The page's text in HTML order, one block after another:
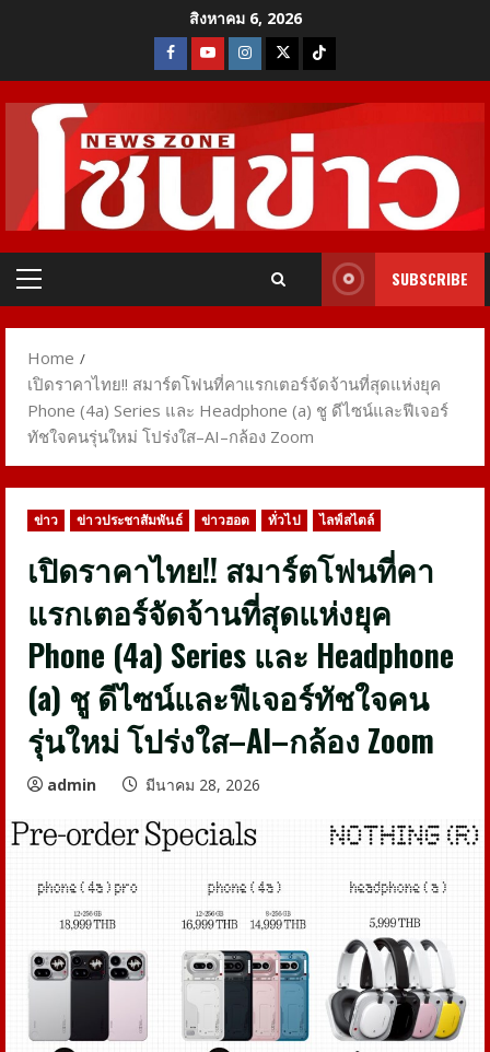
สิงหาคม 6, 2026
Facebook
YoutubeInstagram
X Tiktok
Primary
SUBSCRIBE
Home
เปิดราคาไทย!! สมาร์ตโฟนที่คาแรกเตอร์จัดจ้านที่สุดแห่งยุค
Phone (4a) Series และ Headphone (a) ชู ดีไซน์และฟีเจอร์
ทัชใจคนรุ่นใหม่ โปร่งใส–AI–กล้อง Zoom
ข่าว ข่าวประชาสัมพันธ์ ข่าวฮอต ทั่วไป ไลฟ์สไตล์
เปิดราคาไทย!! สมาร์ตโฟนที่คา
แรกเตอร์จัดจ้านที่สุดแห่งยุค
Phone (4a) Series และ Headphone
(a) ชู ดีไซน์และฟีเจอร์ทัชใจคน
รุ่นใหม่ โปร่งใส–AI–กล้อง Zoom
admin มีนาคม 28, 2026